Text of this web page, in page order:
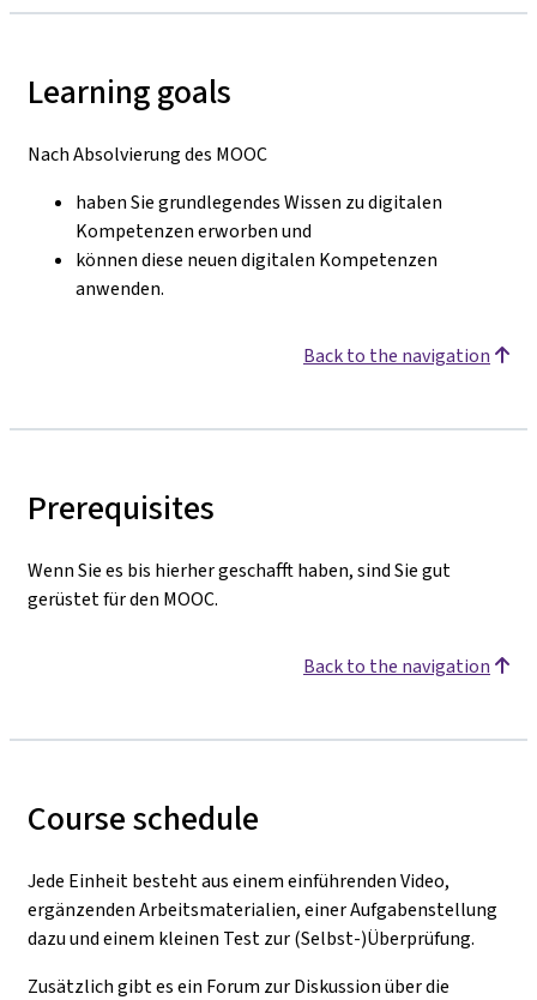
Learning goals
Nach Absolvierung des MOOC
haben Sie grundlegendes Wissen zu digitalen
Kompetenzen erworben und
können diese neuen digitalen Kompetenzen
anwenden.
Back to the navigation
Prerequisites
Wenn Sie es bis hierher geschafft haben, sind Sie gut
gerüstet für den MOOC.
Back to the navigation
Course schedule
Jede Einheit besteht aus einem einführenden Video,
ergänzenden Arbeitsmaterialien, einer Aufgabenstellung
dazu und einem kleinen Test zur (Selbst-)Überprüfung.
Zusätzlich gibt es ein Forum zur Diskussion über die